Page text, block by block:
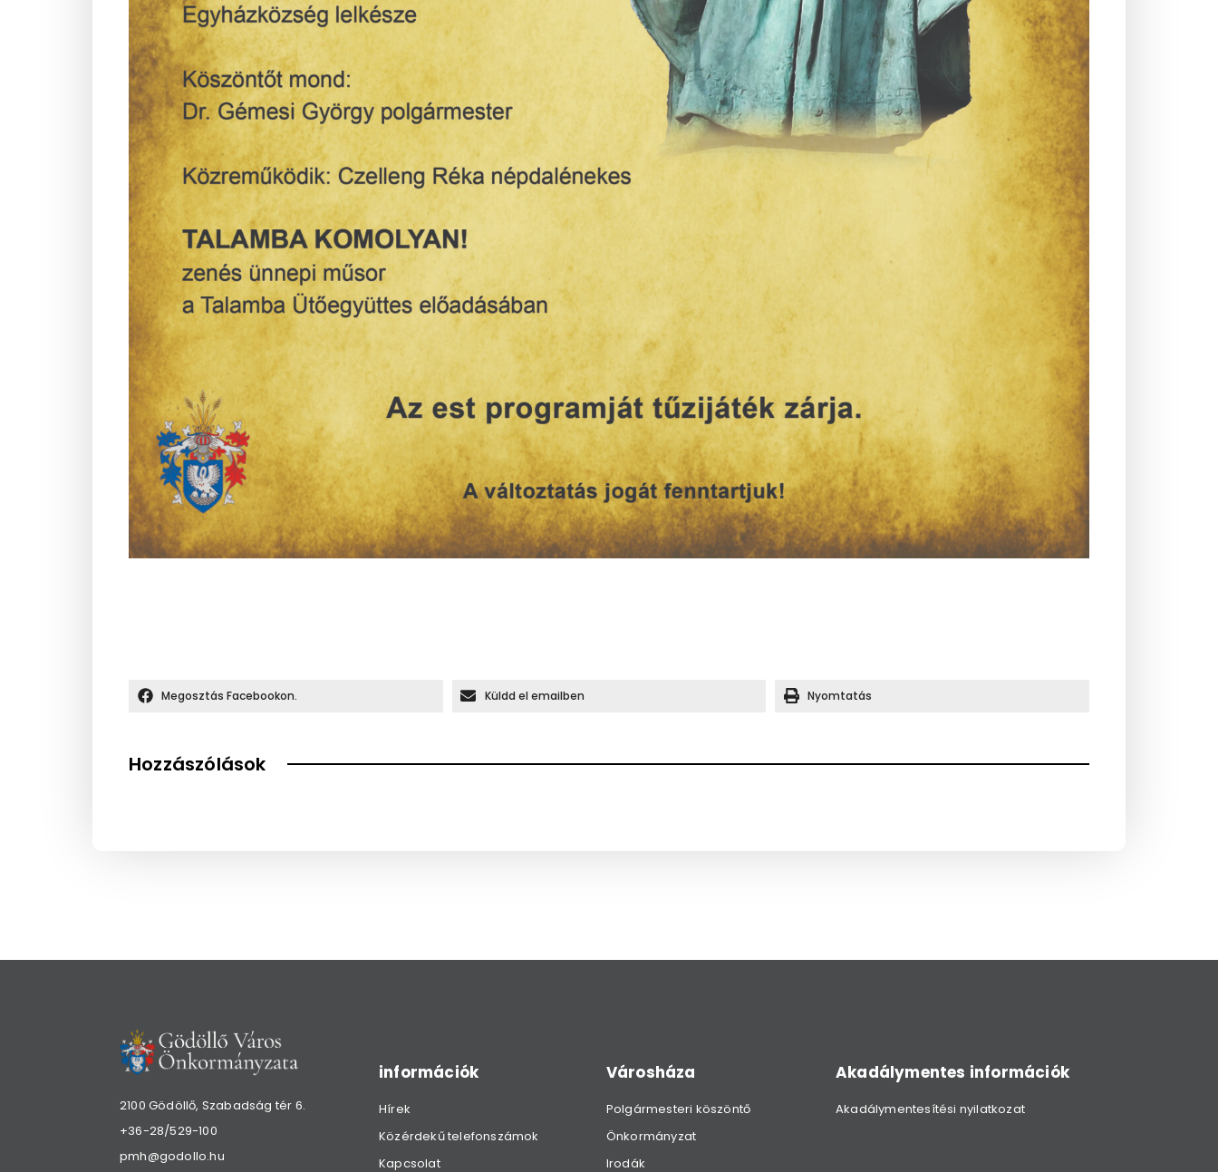
Megosztás Facebookon. Küldd el emailben Nyomtatás
Hozzászólások
2100 Gödöllő, Szabadság tér 6.
+36-28/529-100
pmh@godollo.hu
információk
Hírek
Közérdekű telefonszámok
Kapcsolat
Városháza
Polgármesteri köszöntő
Önkormányzat
Irodák
Akadálymentes információk
Akadálymentesítési nyilatkozat